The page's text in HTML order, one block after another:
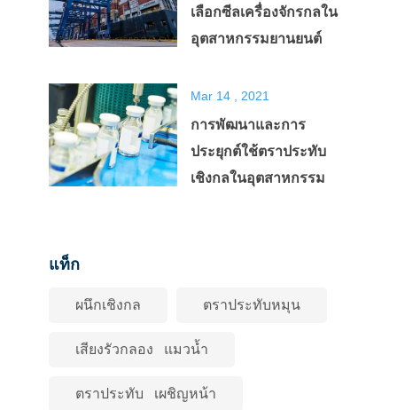
เลือกซีลเครื่องจักรกลใน
อุตสาหกรรมยานยนต์
Mar 14 , 2021
การพัฒนาและการ
ประยุกต์ใช้ตราประทับ
เชิงกลในอุตสาหกรรม
แท็ก
ผนึกเชิงกล ตราประทับหมุน
เสียงรัวกลอง แมวน้ำ
ตราประทับ เผชิญหน้า